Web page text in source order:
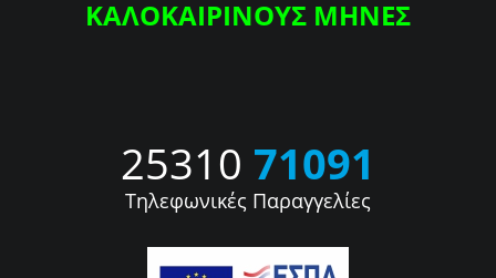
ΚΑΛΟΚΑΙΡΙΝΟΥΣ ΜΗΝΕΣ
25310 71091
Τηλεφωνικές Παραγγελίες